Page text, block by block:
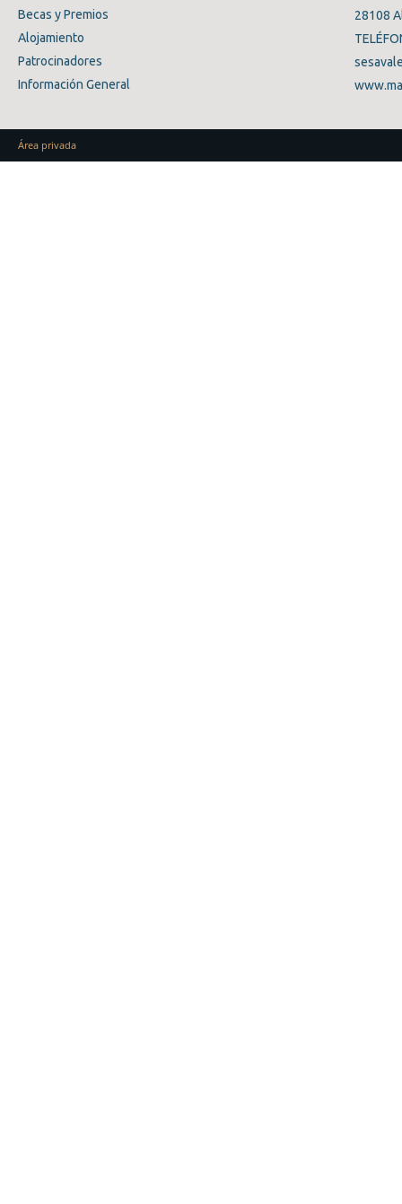
Becas y Premios
Alojamiento
Patrocinadores
Información General
28108
Área privada